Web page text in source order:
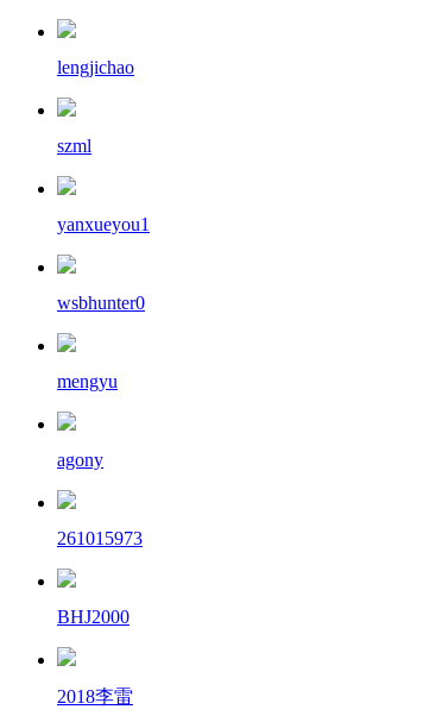
lengjichao
szml
yanxueyou1
wsbhunter0
mengyu
agony
261015973
BHJ2000
2018李雷